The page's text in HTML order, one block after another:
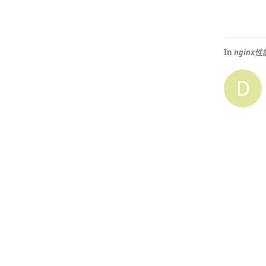
In nginx性
D